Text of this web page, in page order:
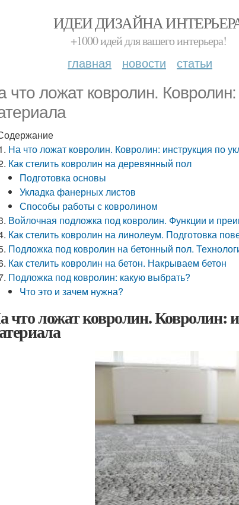
ИДЕИ ДИЗАЙНА
+1000 идей для вашего интерьера!
главная новости статьи
что ложат ковролин.
На что ложат ковролин. Ковролин: инструкция по
Как стелить ковролин на деревянный пол
Подготовка основы
Укладка фанерных листов
Способы работы с ковролином
Войлочная подложка под ковролин. Функции и
Как стелить ковролин на линолеум. Подготовка
Подложка под ковролин на бетонный пол.
Как стелить ковролин на бетон. Накрываем бетон
Подложка под ковролин: какую выбрать?
Что это и зачем нужна?
что ложат ковролин. Ковролин: